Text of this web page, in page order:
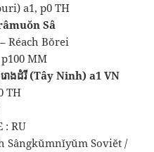
a1, p0 TH
Sâ
Réach Bŏrei
p100 MM
ោងដំរី (Tây Ninh) a1 VN
TH
: RU
Sângkŭmnĭyŭm Soviĕt /